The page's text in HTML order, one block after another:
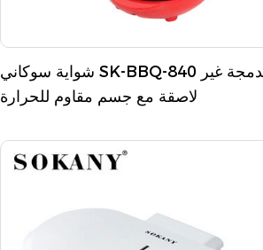
شواية سوكاني SK-BBQ-840 مدمجة غير
لاصقة مع جسم مقاوم للحرارة